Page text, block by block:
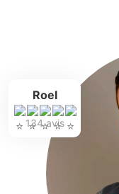
Roel
134 avis